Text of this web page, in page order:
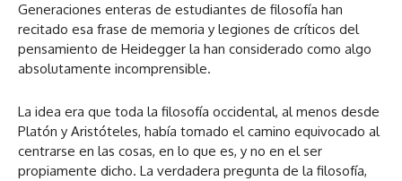
Generaciones enteras de estudiantes de filosofía han
recitado esa frase de memoria y legiones de críticos del
pensamiento de Heidegger la han considerado como algo
absolutamente incomprensible.
La idea era que toda la filosofía occidental, al menos desde
Platón y Aristóteles, había tomado el camino equivocado al
centrarse en las cosas, en lo que es, y no en el ser
propiamente dicho. La verdadera pregunta de la filosofía,